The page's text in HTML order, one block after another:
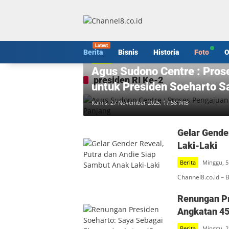
Berita Bisnis Historia Foto
presiden RI Ke-2
Agus Sudono Centre :
untuk Presiden Soeharto
Kamis, 27 November 2025, 17:58 WIB
Gelar
Laki-Laki
Berita Minggu,
Channel8.co.id –
Renungan
Angkatan 45